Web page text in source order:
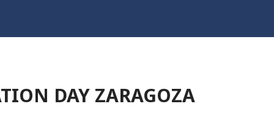
DAY ZARAGOZA